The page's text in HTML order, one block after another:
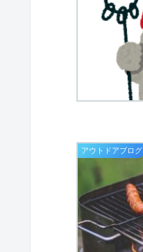
アウトドアブログ